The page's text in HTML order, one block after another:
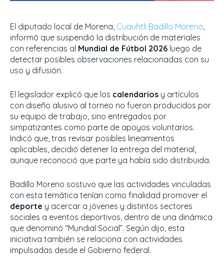
El diputado local de Morena, Cuauhtli Badillo Moreno
informó que suspendió la distribución de materiales
con referencias al Mundial de Fútbol 2026 luego de
detectar posibles observaciones relacionadas con su
uso y difusión.
El legislador explicó que los calendarios y artículos
con diseño alusivo al torneo no fueron producidos por
su equipo de trabajo, sino entregados por
simpatizantes como parte de apoyos voluntarios.
Indicó que, tras revisar posibles lineamientos
aplicables, decidió detener la entrega del material,
aunque reconoció que parte ya había sido distribuida.
Badillo Moreno sostuvo que las actividades vinculadas
con esta temática tenían como finalidad promover el
deporte y acercar a jóvenes y distintos sectores
sociales a eventos deportivos, dentro de una dinámica
que denominó “Mundial Social”. Según dijo, esta
iniciativa también se relaciona con actividades
impulsadas desde el Gobierno federal.